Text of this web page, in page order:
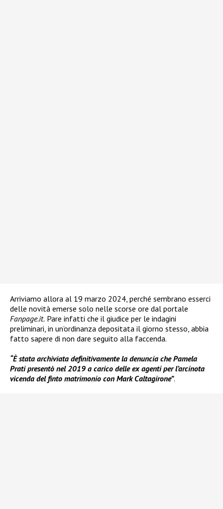
Arriviamo allora al 19 marzo 2024, perché sembrano esserci
delle novità emerse solo nelle scorse ore dal portale
Fanpage.it. Pare infatti che il giudice per le indagini
preliminari, in un’ordinanza depositata il giorno stesso, abbia
fatto sapere di non dare seguito alla faccenda.
“È stata archiviata definitivamente la denuncia che Pamela
Prati presentò nel 2019 a carico delle ex agenti per l’arcinota
vicenda del finto matrimonio con Mark Caltagirone”.